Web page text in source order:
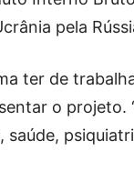
pela
ter de
o